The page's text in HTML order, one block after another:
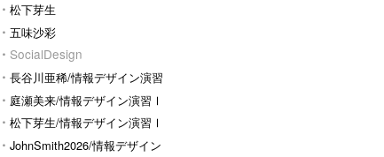
松下芽生
五味沙彩
SocialDesign
長谷川亜稀/情報デザイン演習
Ⅰ 庭瀬美来/情報デザイン演習Ⅰ
松下芽生/情報デザイン演習Ⅰ
JohnSmith2026/情報デザイン